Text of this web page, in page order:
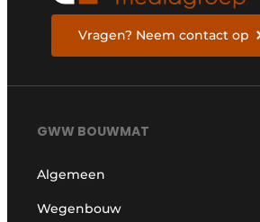
Vragen? Neem contact op
GWW BOUWMAT
Algemeen
Wegenbouw